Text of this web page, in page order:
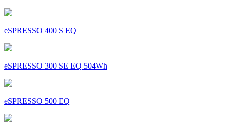
eSPRESSO 400 S EQ
eSPRESSO 300 SE EQ 504Wh
eSPRESSO 500 EQ